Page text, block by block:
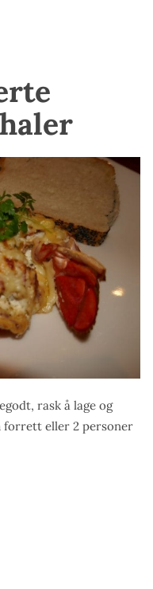
rask å lage og
forrett eller 2 personer